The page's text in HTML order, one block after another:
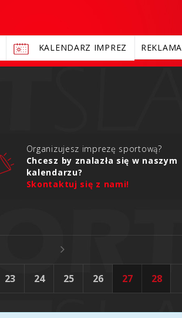
KALENDARZ IMPREZ REKLAMA
Organizujesz imprezę sportową?
Chcesz by znalazła się w naszym
kalendarzu?
Skontaktuj się z nami!
23 24 25 26 27 28